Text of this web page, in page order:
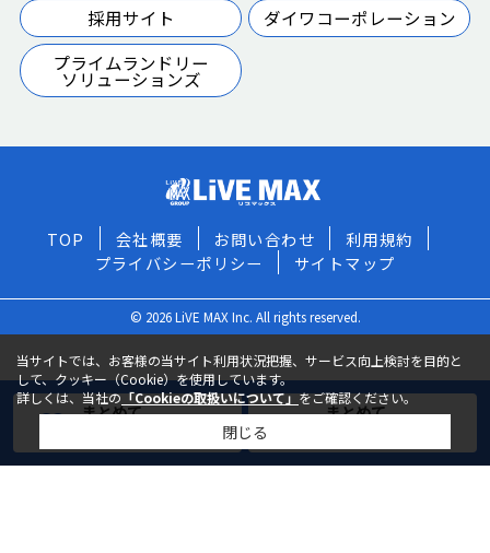
まとめて
まとめて
採用サイト
ダイワコーポレーション
プライムランドリー
ソリューションズ
TOP 会社概要 お問い合わせ
利用規約
プライバシーポリシー
サイトマップ
© 2026 LiVE MAX Inc. All rights reserved.
当サイトでは、お客様の当サイト利用状況把握、サービス向上検討を目的と
して、クッキー（Cookie）を使用しています。
詳しくは、当社の「Cookieの取扱いについて」をご確認ください。
閉じる